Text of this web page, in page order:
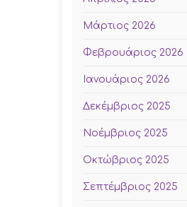
Μάρτιος 2026
Φεβρουάριος 2026
Ιανουάριος 2026
Δεκέμβριος 2025
Νοέμβριος 2025
Οκτώβριος 2025
Σεπτέμβριος 2025